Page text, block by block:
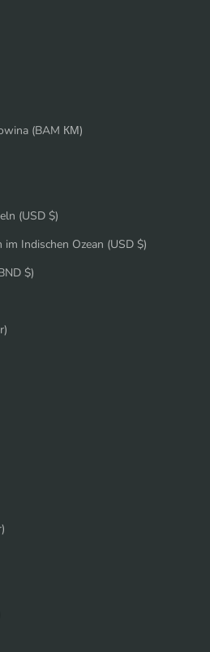
(BAM КМ)
(USD $)
Indischen Ozean (USD $)
$)